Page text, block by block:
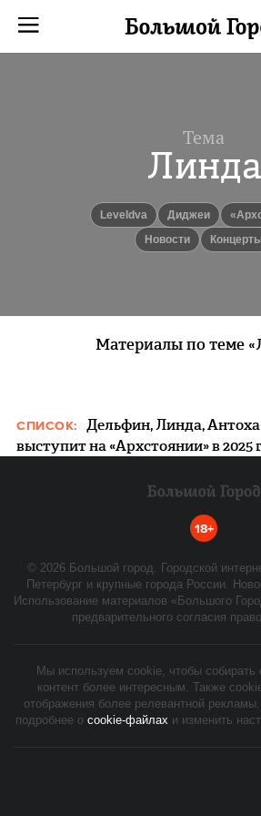
Тема
Линда
Leveldva диджеи
новости
Материалы по теме
СПИСОК:
Дельфин, Линда,
выступит на «Архстоянии» в 2025
18+
© 2026 Большой город. Городской
Петербург и крупные города России.
Использование материалов «Большого
предварительного согласия
Мы используем cookie, чтобы собирать
контент более интересным. Также
отображения более релевантной
подробнее о cookie-файлах и изменить